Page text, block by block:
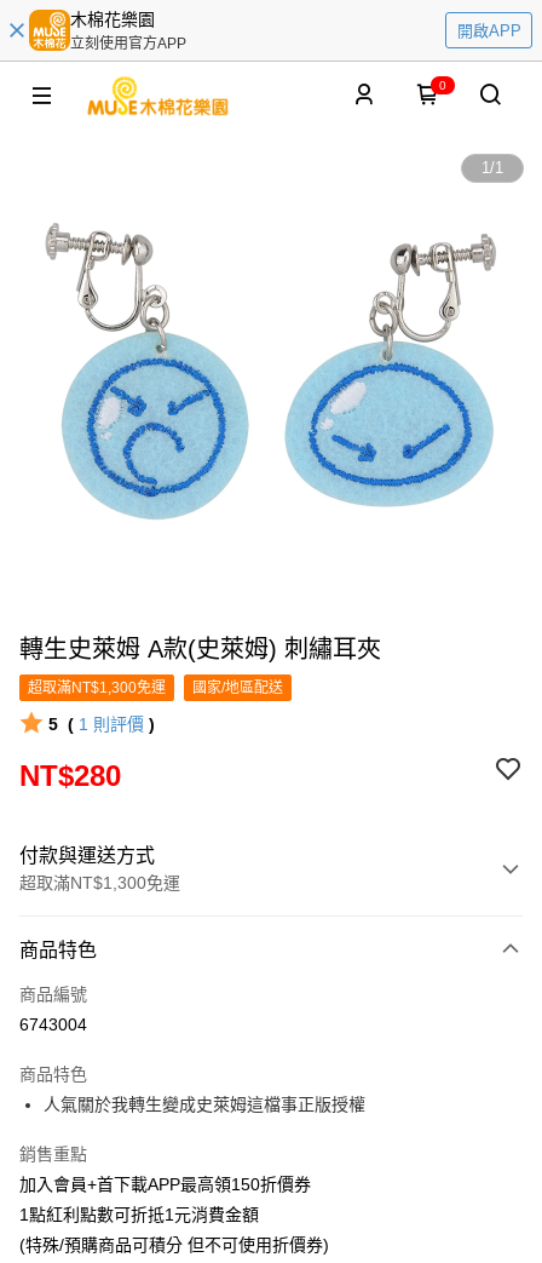
木棉花樂園
立刻使用官方APP
開啟APP
0
1/1
轉生史萊姆 A款(史萊姆) 刺繡耳夾
超取滿NT$1,300免運 國家/地區配送
5 ( 1 則評價 )
NT$280
付款與運送方式
超取滿NT$1,300免運
信用卡一次付款
超商取貨付款
Apple Pay
悠遊付
Google Pay
ATM付款
商品特色
商品編號
6743004
商品特色
人氣關於我轉生變成史萊姆這檔事正版授權
銷售重點
加入會員+首下載APP最高領150折價券
1點紅利點數可折抵1元消費金額
(特殊/預購商品可積分 但不可使用折價券)